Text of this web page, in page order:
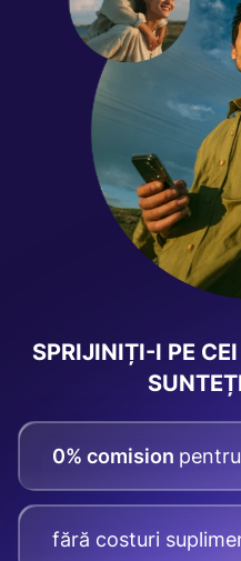
SPRIJINIȚI-I PE
0% comision
fără costuri